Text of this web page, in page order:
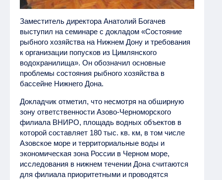
Заместитель директора Анатолий Богачев
выступил на семинаре с докладом «Состояние
рыбного хозяйства на Нижнем Дону и требования
к организации попусков из Цимлянского
водохранилища». Он обозначил основные
проблемы состояния рыбного хозяйства в
бассейне Нижнего Дона.
Докладчик отметил, что несмотря на обширную
зону ответственности Азово-Черноморского
филиала ВНИРО, площадь водных объектов в
которой составляет 180 тыс. кв. км, в том числе
Азовское море и территориальные воды и
экономическая зона России в Черном море,
исследования в нижнем течении Дона считаются
для филиала приоритетными и проводятся